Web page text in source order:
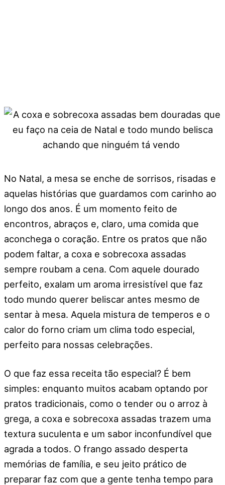
No Natal, a mesa se enche de sorrisos, risadas e
aquelas histórias que guardamos com carinho ao
longo dos anos. É um momento feito de
encontros, abraços e, claro, uma comida que
aconchega o coração. Entre os pratos que não
podem faltar, a coxa e sobrecoxa assadas
sempre roubam a cena. Com aquele dourado
perfeito, exalam um aroma irresistível que faz
todo mundo querer beliscar antes mesmo de
sentar à mesa. Aquela mistura de temperos e o
calor do forno criam um clima todo especial,
perfeito para nossas celebrações.
O que faz essa receita tão especial? É bem
simples: enquanto muitos acabam optando por
pratos tradicionais, como o tender ou o arroz à
grega, a coxa e sobrecoxa assadas trazem uma
textura suculenta e um sabor inconfundível que
agrada a todos. O frango assado desperta
memórias de família, e seu jeito prático de
preparar faz com que a gente tenha tempo para